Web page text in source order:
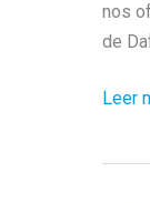
nos
de
Lo
Leer